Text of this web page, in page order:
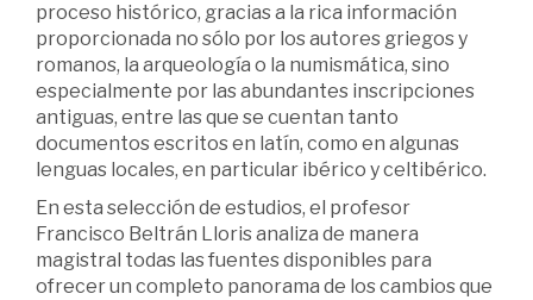
proceso histórico, gracias a la rica información
proporcionada no sólo por los autores griegos y
romanos, la arqueología o la numismática, sino
especialmente por las abundantes inscripciones
antiguas, entre las que se cuentan tanto
documentos escritos en latín, como en algunas
lenguas locales, en particular ibérico y celtibérico.
En esta selección de estudios, el profesor
Francisco Beltrán Lloris analiza de manera
magistral todas las fuentes disponibles para
ofrecer un completo panorama de los cambios que